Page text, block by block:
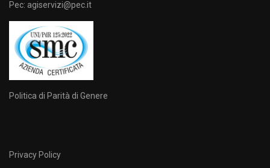
Pec: agiservizi@pec.it
Politica di Parità di Genere
Privacy Policy